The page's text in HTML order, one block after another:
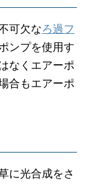
可欠なろ過フ
ンプを使用す
なくエアーポ
合もエアーポ
に光合成をさ